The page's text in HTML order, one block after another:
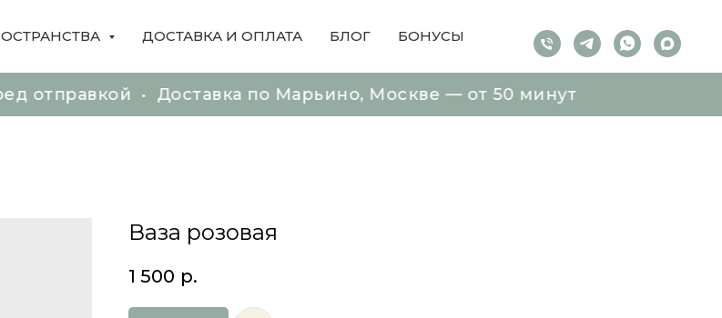
• Доставка по Марьино, Москве — от 50 минут
• Доставка по Марьино, Москве — от 50 минут
ДОСТАВКА И ОПЛАТА БЛОГ БОНУСЫ
Ваза розовая
1 500 р.